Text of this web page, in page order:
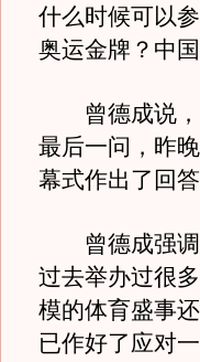
什么时候可以
奥运金牌？中
曾德成说，
最后一问，昨
幕式作出了回答
曾德成强调
过去举办过很
模的体育盛事
已作好了应对